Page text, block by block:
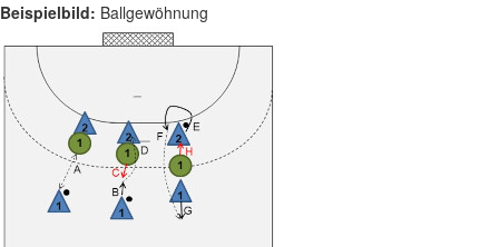
Beispielbild: Ballgewöhnung